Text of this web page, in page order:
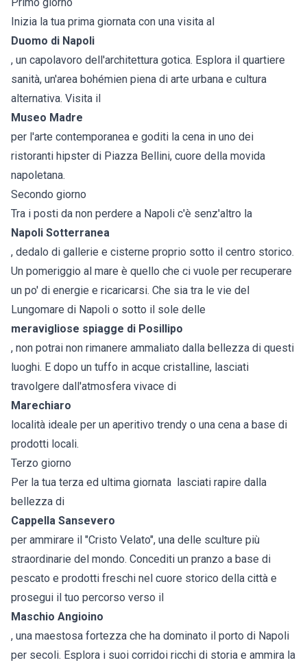
Primo giorno
Inizia la tua prima giornata con una visita al
Duomo di Napoli
, un capolavoro dell'architettura gotica. Esplora il quartiere
sanità, un'area bohémien piena di arte urbana e cultura
alternativa. Visita il
Museo Madre
per l'arte contemporanea e goditi la cena in uno dei
ristoranti hipster di Piazza Bellini, cuore della movida
napoletana.
Secondo giorno
Tra i posti da non perdere a Napoli c'è senz'altro la
Napoli Sotterranea
, dedalo di gallerie e cisterne proprio sotto il centro storico.
Un pomeriggio al mare è quello che ci vuole per recuperare
un po' di energie e ricaricarsi. Che sia tra le vie del
Lungomare di Napoli o sotto il sole delle
meravigliose spiagge di Posillipo
, non potrai non rimanere ammaliato dalla bellezza di questi
luoghi. E dopo un tuffo in acque cristalline, lasciati
travolgere dall'atmosfera vivace di
Marechiaro
località ideale per un aperitivo trendy o una cena a base di
prodotti locali.
Terzo giorno
Per la tua terza ed ultima giornata lasciati rapire dalla
bellezza di
Cappella Sansevero
per ammirare il "Cristo Velato", una delle sculture più
straordinarie del mondo. Concediti un pranzo a base di
pescato e prodotti freschi nel cuore storico della città e
prosegui il tuo percorso verso il
Maschio Angioino
, una maestosa fortezza che ha dominato il porto di Napoli
per secoli. Esplora i suoi corridoi ricchi di storia e ammira la